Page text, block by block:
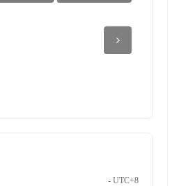
- UTC+8